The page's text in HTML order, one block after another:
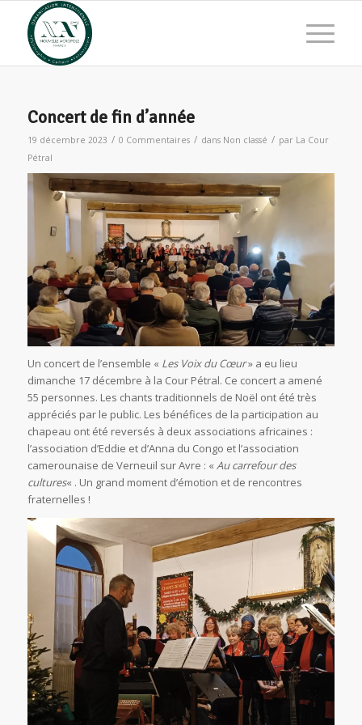
Concert de fin d’année
19 décembre 2023 / 0 Commentaires / dans Non classé / par La Cour
Pétral
Un concert de l’ensemble « Les Voix du Cœur» a eu lieu
dimanche 17 décembre à la Cour Pétral. Ce concert a amené
55 personnes. Les chants traditionnels de Noël ont été très
appréciés par le public. Les bénéfices de la participation au
chapeau ont été reversés à deux associations africaines :
l’association d’Eddie et d’Anna du Congo et l’association
camerounaise de Verneuil sur Avre : «Au carrefour des
cultures« . Un grand moment d’émotion et de rencontres
fraternelles !